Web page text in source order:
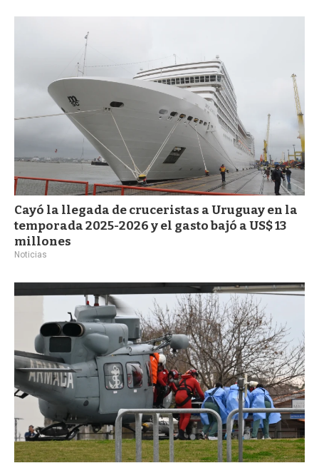
Cayó la llegada de cruceristas a Uruguay en la
temporada 2025-2026 y el gasto bajó a US$ 13
millones
Noticias